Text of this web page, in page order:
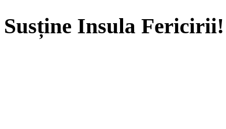
Susține Insula Fericirii!